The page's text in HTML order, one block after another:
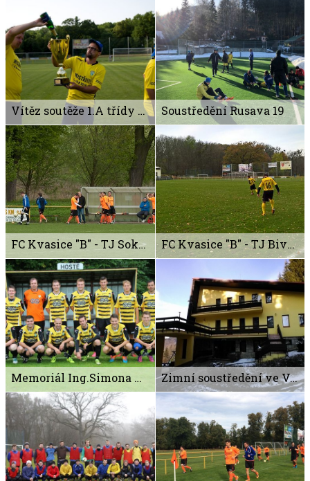
Vítěz soutěže 1.A třídy sk.B Soustředění Rusava 19
FC Kvasice "B" - TJ Sokol Dřínov FC Kvasice "B" - TJ Bivoj Bařice
Memoriál Ing.Simona Musila Zimní soustředění ve Velkých Karlovicích 2016